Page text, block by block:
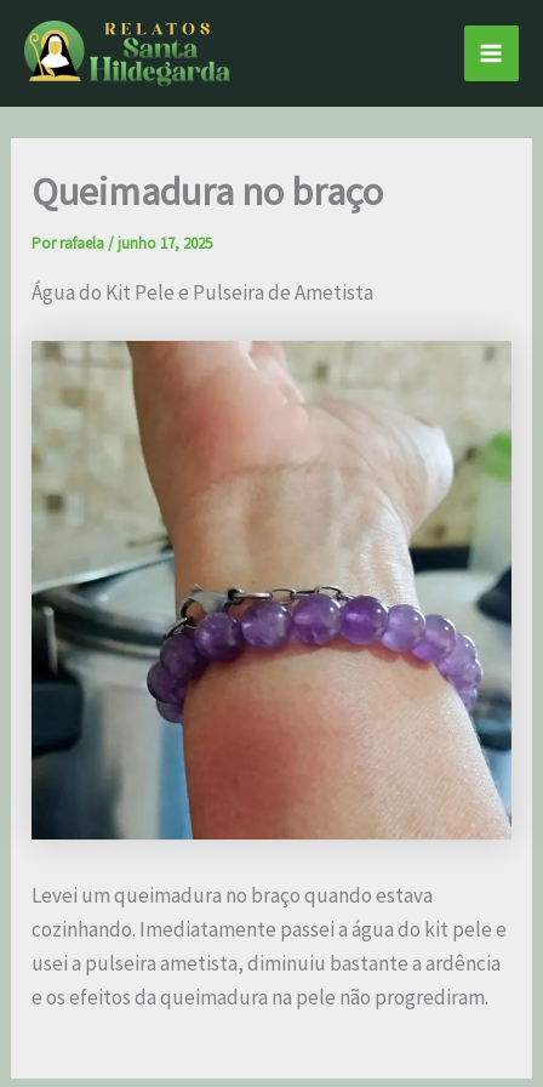
para
Main
Queimadura no braço
Porrafaela/junho 17, 2025
Água do Kit Pele e Pulseira de Ametista
Levei um queimadura no braço quando estava
cozinhando. Imediatamente passei a água do kit pele e
usei a pulseira ametista, diminuiu bastante a ardência
e os efeitos da queimadura na pele não progrediram.